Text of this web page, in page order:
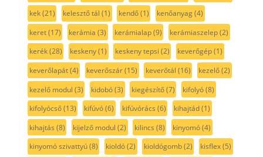
kek(21) kelesztő tál (1) kendő(1) kenőanyag(4)
keret(17) kerámia (3) kerámialap(9) kerámiaszelep(2)
kerék(28) keskeny(1) keskeny tepsi (2) keverőgép(1)
keverőlapát(4) keverőszár(15) keverőtál (16) kezelő(2)
kezelő modul (3) kidobó(3) kiegészítő(7) kifolyó(8)
kifolyócső(13) kifúvó(6) kifúvórács (6) kihajtád(1)
kihajtás (8) kijelző modul (2) kilincs (8) kinyomó(4)
kinyomó szivattyú(8) kioldó(2) kioldógomb(2) kisflex(5)